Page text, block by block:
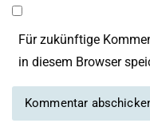
Für zukünftige
in diesem Browser